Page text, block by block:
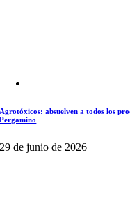
Agrotóxicos: absuelven a todos los
Pergamino
29 de junio de 2026|